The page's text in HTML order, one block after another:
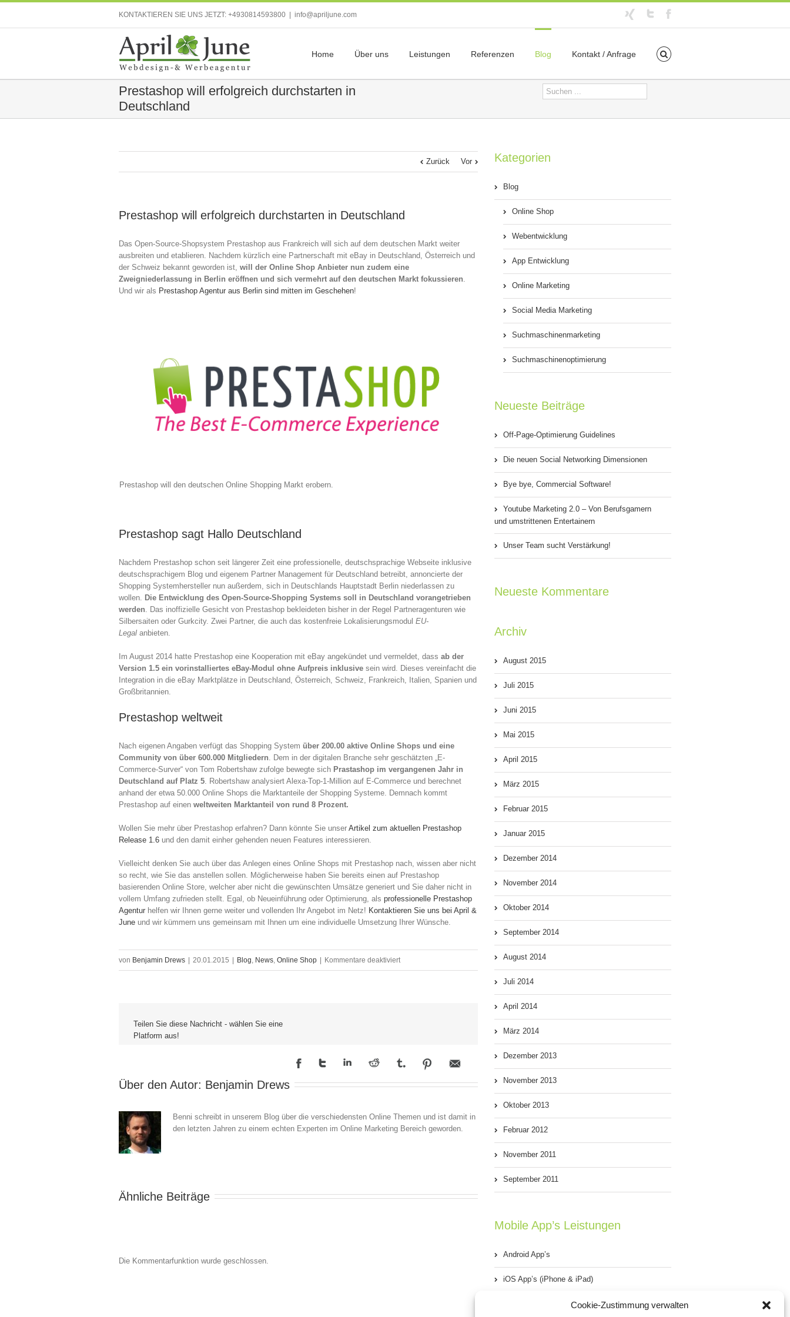
Cookie-Zustimmung verwalten
KONTAKTIEREN SIE UNS JETZT: +4930814593800 info@apriljune.com
Home Über uns Leistungen Referenzen Blog Kontakt / Anfrage
Prestashop will erfolgreich durchstarten in
Deutschland
Zurück Vor
Prestashop will erfolgreich durchstarten in Deutschland
Das Open-Source-Shopsystem Prestashop aus Frankreich will sich auf dem deutschen Markt weiter
ausbreiten und etablieren. Nachdem kürzlich eine Partnerschaft mit eBay in Deutschland, Österreich und
der Schweiz bekannt geworden ist, will der Online Shop Anbieter nun zudem eine
Zweigniederlassung in Berlin eröffnen und sich vermehrt auf den deutschen Markt fokussieren.
Und wir als Prestashop Agentur aus Berlin sind mitten im Geschehen!
Prestashop will den deutschen Online Shopping Markt erobern.
Prestashop sagt Hallo Deutschland
Nachdem Prestashop schon seit längerer Zeit eine professionelle, deutschsprachige Webseite inklusive
deutschsprachigem Blog und eigenem Partner Management für Deutschland betreibt, annoncierte der
Shopping Systemhersteller nun außerdem, sich in Deutschlands Hauptstadt Berlin niederlassen zu
wollen. Die Entwicklung des Open-Source-Shopping Systems soll in Deutschland vorangetrieben
werden. Das inoffizielle Gesicht von Prestashop bekleideten bisher in der Regel Partneragenturen wie
Silbersaiten oder Gurkcity. Zwei Partner, die auch das kostenfreie Lokalisierungsmodul EU-
Legal anbieten.
Im August 2014 hatte Prestashop eine Kooperation mit eBay angekündet und vermeldet, dass ab der
Version 1.5 ein vorinstalliertes eBay-Modul ohne Aufpreis inklusive sein wird. Dieses vereinfacht die
Integration in die eBay Marktplätze in Deutschland, Österreich, Schweiz, Frankreich, Italien, Spanien und
Großbritannien.
Prestashop weltweit
Nach eigenen Angaben verfügt das Shopping System über 200.00 aktive Online Shops und eine
Community von über 600.000 Mitgliedern. Dem in der digitalen Branche sehr geschätzten „E-
Commerce-Surver“ von Tom Robertshaw zufolge bewegte sich Prastashop im vergangenen Jahr in
Deutschland auf Platz 5. Robertshaw analysiert Alexa-Top-1-Million auf E-Commerce und berechnet
anhand der etwa 50.000 Online Shops die Marktanteile der Shopping Systeme. Demnach kommt
Prestashop auf einen weltweiten Marktanteil von rund 8 Prozent.
Wollen Sie mehr über Prestashop erfahren? Dann könnte Sie unser Artikel zum aktuellen Prestashop
Release 1.6 und den damit einher gehenden neuen Features interessieren.
Vielleicht denken Sie auch über das Anlegen eines Online Shops mit Prestashop nach, wissen aber nicht
so recht, wie Sie das anstellen sollen. Möglicherweise haben Sie bereits einen auf Prestashop
basierenden Online Store, welcher aber nicht die gewünschten Umsätze generiert und Sie daher nicht in
vollem Umfang zufrieden stellt. Egal, ob Neueinführung oder Optimierung, als professionelle Prestashop
Agentur helfen wir Ihnen gerne weiter und vollenden Ihr Angebot im Netz! Kontaktieren Sie uns bei April &
June und wir kümmern uns gemeinsam mit Ihnen um eine individuelle Umsetzung Ihrer Wünsche.
von Benjamin Drews 20.01.2015 Blog, News, Online Shop Kommentare deaktiviertfür
in
Teilen Sie diese Nachricht - wählen Sie eine
Platform aus!
Über den Autor: Benjamin Drews
Benni schreibt in unserem Blog über die verschiedensten Online Themen und ist damit in
den letzten Jahren zu einem echten Experten im Online Marketing Bereich geworden.
Ähnliche Beiträge
Die Kommentarfunktion wurde geschlossen.
Kategorien
Blog
Online Shop
Webentwicklung
App Entwicklung
Online Marketing
Social Media Marketing
Suchmaschinenmarketing
Suchmaschinenoptimierung
Neueste Beiträge
Off-Page-Optimierung Guidelines
Die neuen Social Networking Dimensionen
Bye bye, Commercial Software!
Youtube Marketing 2.0 – Von Berufsgamern
und umstrittenen Entertainern
Unser Team sucht Verstärkung!
Neueste Kommentare
Archiv
August 2015
Juli 2015
Juni 2015
Mai 2015
April 2015
März 2015
Februar 2015
Januar 2015
Dezember 2014
November 2014
Oktober 2014
September 2014
August 2014
Juli 2014
April 2014
März 2014
Dezember 2013
November 2013
Oktober 2013
Februar 2012
November 2011
September 2011
Mobile App’s Leistungen
Android App’s
iOS App’s (iPhone & iPad)